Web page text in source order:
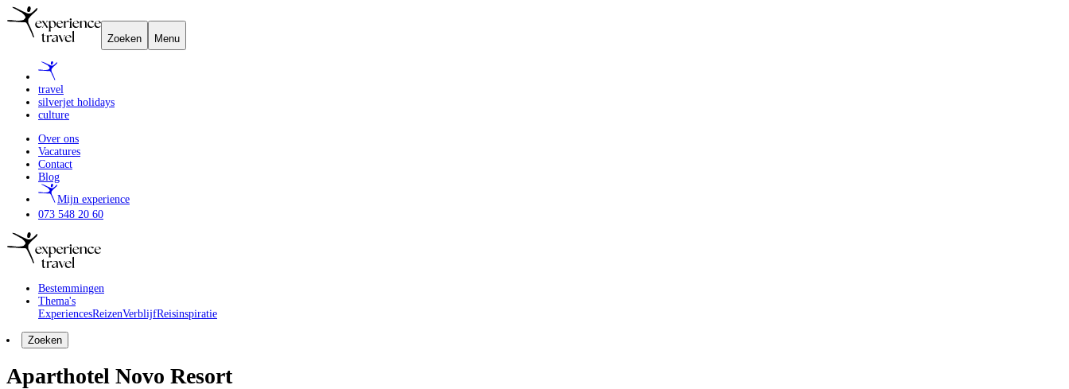
Zoeken Menu
travel
silverjet holidays
culture
Over ons
Vacatures
Contact
Blog
Mijn experience
073 548 20 60
Bestemmingen
Thema's
ExperiencesReizenVerblijfReisinspiratie
Zoeken
Aparthotel Novo Resort